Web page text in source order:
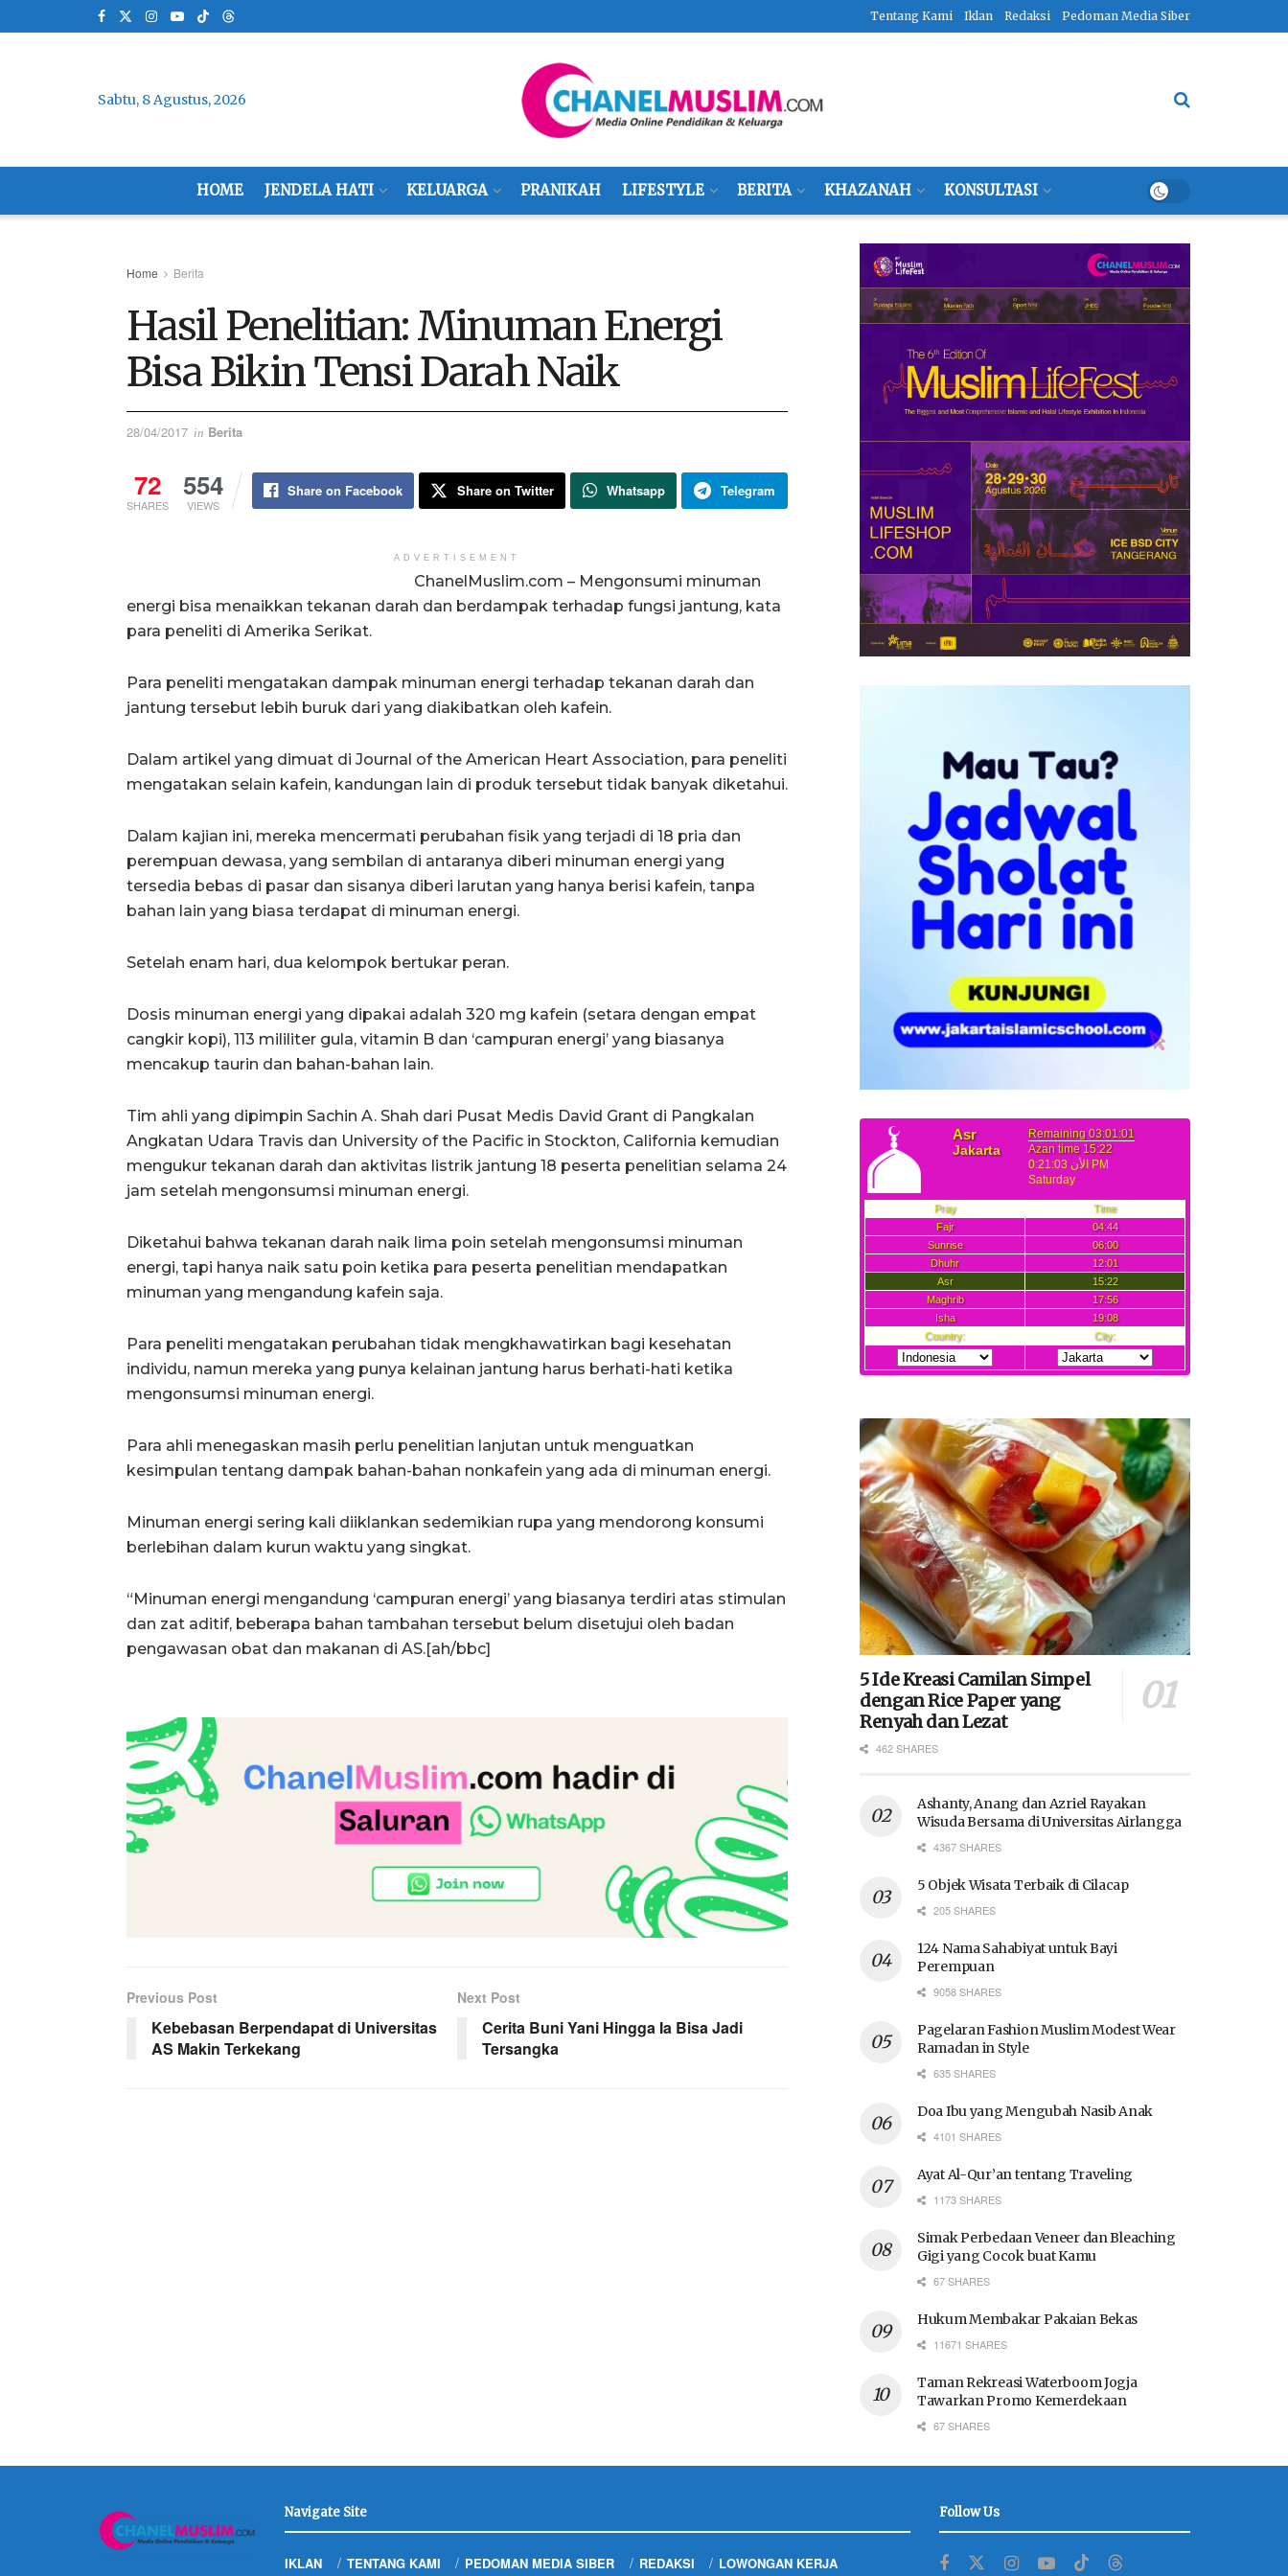
Tentang Kami Iklan Redaksi Pedoman Media Siber
Sabtu, 8 Agustus, 2026
HOME JENDELA HATI KELUARGA PRANIKAH LIFESTYLE BERITA KHAZANAH KONSULTASI
Home Berita
Hasil Penelitian: Minuman Energi
Bisa Bikin Tensi Darah Naik
28/04/2017 in Berita
72
SHARES
554
VIEWS
Share on Facebook Share on Twitter Whatsapp Telegram
ADVERTISEMENT
ChanelMuslim.com – Mengonsumi minuman
energi bisa menaikkan tekanan darah dan berdampak terhadap fungsi jantung, kata
para peneliti di Amerika Serikat.
Para peneliti mengatakan dampak minuman energi terhadap tekanan darah dan
jantung tersebut lebih buruk dari yang diakibatkan oleh kafein.
Dalam artikel yang dimuat di Journal of the American Heart Association, para peneliti
mengatakan selain kafein, kandungan lain di produk tersebut tidak banyak diketahui.
Dalam kajian ini, mereka mencermati perubahan fisik yang terjadi di 18 pria dan
perempuan dewasa, yang sembilan di antaranya diberi minuman energi yang
tersedia bebas di pasar dan sisanya diberi larutan yang hanya berisi kafein, tanpa
bahan lain yang biasa terdapat di minuman energi.
Setelah enam hari, dua kelompok bertukar peran.
Dosis minuman energi yang dipakai adalah 320 mg kafein (setara dengan empat
cangkir kopi), 113 mililiter gula, vitamin B dan ‘campuran energi’ yang biasanya
mencakup taurin dan bahan-bahan lain.
Tim ahli yang dipimpin Sachin A. Shah dari Pusat Medis David Grant di Pangkalan
Angkatan Udara Travis dan University of the Pacific in Stockton, California kemudian
mengukur tekanan darah dan aktivitas listrik jantung 18 peserta penelitian selama 24
jam setelah mengonsumsi minuman energi.
Diketahui bahwa tekanan darah naik lima poin setelah mengonsumsi minuman
energi, tapi hanya naik satu poin ketika para peserta penelitian mendapatkan
minuman yang mengandung kafein saja.
Para peneliti mengatakan perubahan tidak mengkhawatirkan bagi kesehatan
individu, namun mereka yang punya kelainan jantung harus berhati-hati ketika
mengonsumsi minuman energi.
Para ahli menegaskan masih perlu penelitian lanjutan untuk menguatkan
kesimpulan tentang dampak bahan-bahan nonkafein yang ada di minuman energi.
Minuman energi sering kali diiklankan sedemikian rupa yang mendorong konsumi
berlebihan dalam kurun waktu yang singkat.
“Minuman energi mengandung ‘campuran energi’ yang biasanya terdiri atas stimulan
dan zat aditif, beberapa bahan tambahan tersebut belum disetujui oleh badan
pengawasan obat dan makanan di AS.[ah/bbc]
Previous Post
Kebebasan Berpendapat di Universitas
AS Makin Terkekang
Next Post
Cerita Buni Yani Hingga Ia Bisa Jadi
Tersangka
5 Ide Kreasi Camilan Simpel
dengan Rice Paper yang
Renyah dan Lezat
462 SHARES
Ashanty, Anang dan Azriel Rayakan
Wisuda Bersama di Universitas Airlangga
4367 SHARES
5 Objek Wisata Terbaik di Cilacap
205 SHARES
124 Nama Sahabiyat untuk Bayi
Perempuan
9058 SHARES
Pagelaran Fashion Muslim Modest Wear
Ramadan in Style
635 SHARES
Doa Ibu yang Mengubah Nasib Anak
4101 SHARES
Ayat Al-Qur’an tentang Traveling
1173 SHARES
Simak Perbedaan Veneer dan Bleaching
Gigi yang Cocok buat Kamu
67 SHARES
Hukum Membakar Pakaian Bekas
11671 SHARES
Taman Rekreasi Waterboom Jogja
Tawarkan Promo Kemerdekaan
67 SHARES
Navigate Site
IKLAN TENTANG KAMI PEDOMAN MEDIA SIBER REDAKSI LOWONGAN KERJA
Follow Us